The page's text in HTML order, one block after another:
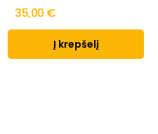
35,00 €
Į krepšelį